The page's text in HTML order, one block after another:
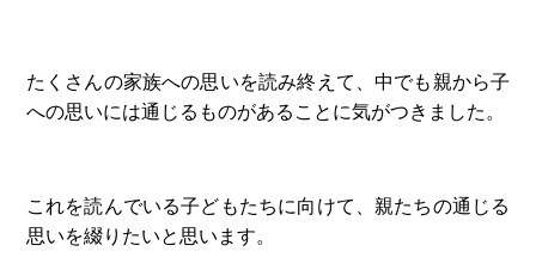
たくさんの家族への思いを読み終えて、中でも親から子
への思いには通じるものがあることに気がつきました。
これを読んでいる子どもたちに向けて、親たちの通じる
思いを綴りたいと思います。